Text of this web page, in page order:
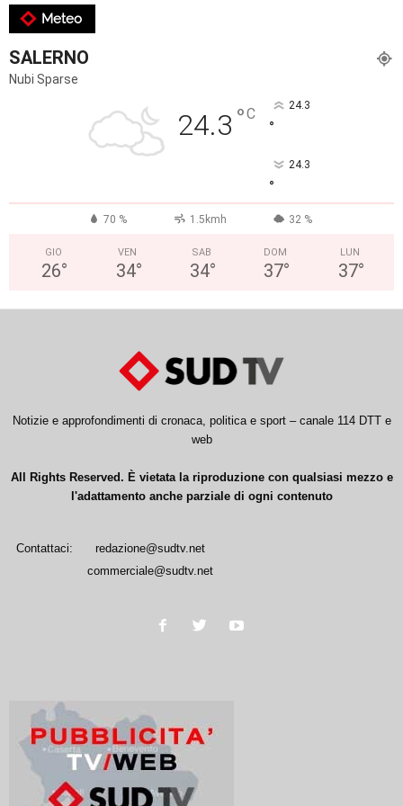
Meteo
SALERNO
Nubi Sparse
24.3 °C 24.3
°
24.3
°
70 % 1.5kmh 32 %
GIO
26°
VEN
34°
SAB
34°
DOM
37°
LUN
37°
Notizie e approfondimenti di cronaca, politica e sport – canale 114 DTT e
web
All Rights Reserved. È vietata la riproduzione con qualsiasi mezzo e
l'adattamento anche parziale di ogni contenuto
Contattaci:
redazione@sudtv.net
commerciale@sudtv.net